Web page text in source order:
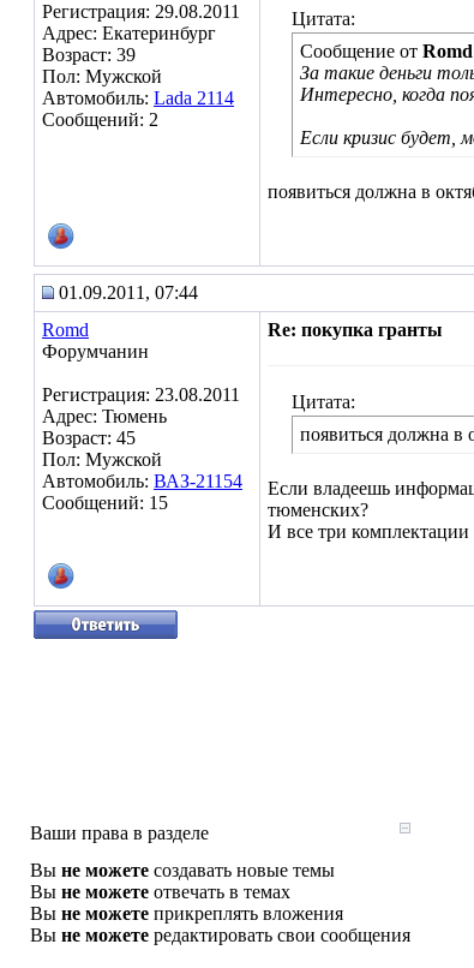
Регистрация: 29.08.2011
Адрес: Екатеринбург
Возраст: 39
Пол: Мужской
Автомобиль: Lada 2114
Сообщений: 2
Цитата:
Сообщение от Romd
За такие деньги
Интересно, когда
Если кризис будет,
появиться должна в
01.09.2011, 07:44
Romd
Форумчанин
Регистрация: 23.08.2011
Адрес: Тюмень
Возраст: 45
Пол: Мужской
Автомобиль: ВАЗ-21154
Сообщений: 15
Re: покупка гранты
Цитата:
появиться должна в
Если владеешь
тюменских?
И все три
Ваши права в разделе
Вы не можете создавать новые темы
Вы не можете отвечать в темах
Вы не можете прикреплять вложения
Вы не можете редактировать свои сообщения